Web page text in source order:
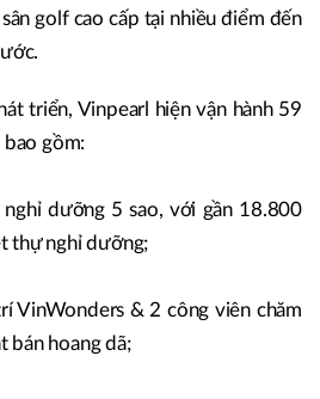
golf cao cấp tại nhiều điểm đến
triển, Vinpearl hiện vận hành 59
bao gồm:
nghỉ dưỡng 5 sao, với gần 18.800
thự nghỉ dưỡng;
VinWonders & 2 công viên chăm
bán hoang dã;